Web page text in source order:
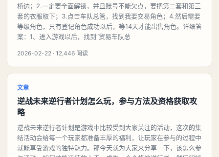
桥边；2.一定要全面解锁，并且账号不能欠点，要把第二套和第三
套的衣服取下；3.点击车队总管，找到我要交易角色；4.然后需要
等级角色，只有登记角色成功以后，等14天才能出售角色。详细答
案：1、进入游戏以后，找到“贸易车队总
2026-02-22 · 12,446 阅读
文章
逆战未来逆行者计划怎么玩，参与方法及资格获取攻
略
逆战未来逆行者计划是游戏中比较受到大家关注的活动，这次的集
结活动会给每一个玩家都准备丰厚的福利，让玩家在参与的过程中
就能享受游戏的独特魅力。那今天就为大家来分享一下，该怎么参